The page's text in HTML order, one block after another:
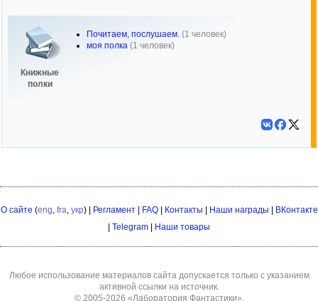
Книжные
полки
Почитаем, послушаем. (1 человек)
моя полка (1 человек)
О сайте (eng, fra, укр) | Регламент| FAQ| Контакты Наши награды
ВКонтакте
Telegram Наши товары
Любое использование материалов сайта допускается только с указанием
активной ссылки на источник.
© 2005-2026 «Лаборатория Фантастики».